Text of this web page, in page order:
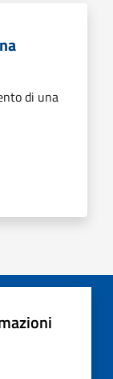
di una